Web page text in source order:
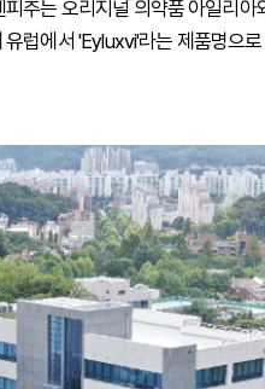
주는 오리지널 의약품 아일리아
럽에서 'Eyluxvi'라는 제품명으